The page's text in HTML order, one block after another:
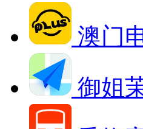
澳门
御姐